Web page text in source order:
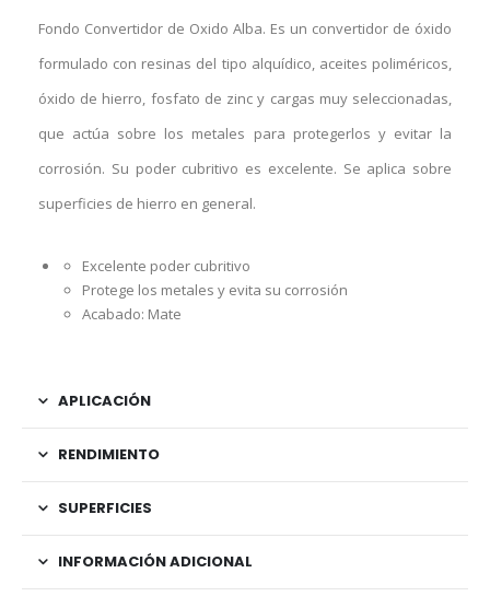
Fondo Convertidor de Oxido Alba. Es un convertidor de óxido
formulado con resinas del tipo alquídico, aceites poliméricos,
óxido de hierro, fosfato de zinc y cargas muy seleccionadas,
que actúa sobre los metales para protegerlos y evitar la
corrosión. Su poder cubritivo es excelente. Se aplica sobre
superficies de hierro en general.
Excelente poder cubritivo
Protege los metales y evita su corrosión
Acabado: Mate
APLICACIÓN
RENDIMIENTO
SUPERFICIES
INFORMACIÓN ADICIONAL